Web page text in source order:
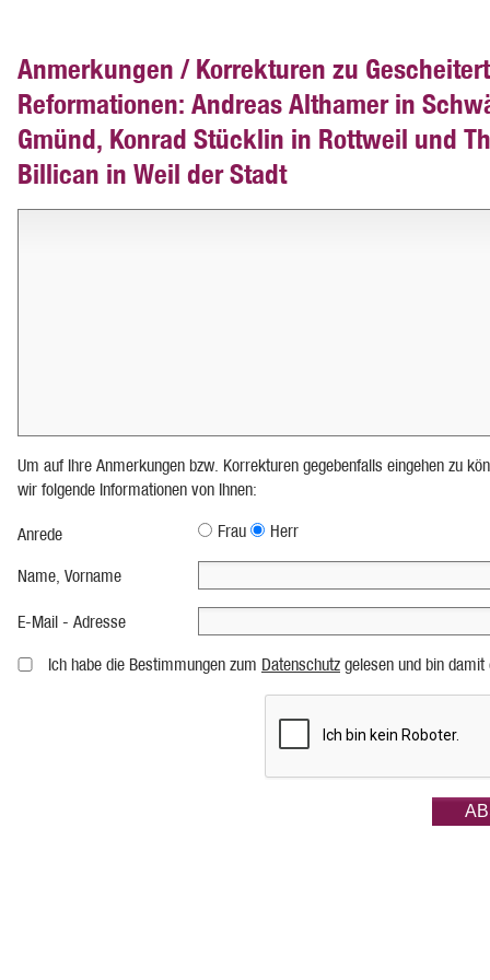
Anmerkungen / Korrekturen zu
Reformationen: Andreas Althamer in
Gmünd, Konrad Stücklin in Rottweil und
Billican in Weil der Stadt
Um auf Ihre Anmerkungen bzw. Korrekturen gegebenfalls eingehen zu
wir folgende Informationen von Ihnen:
Anrede Frau Herr
Name, Vorname
E-Mail - Adresse
Ich habe die Bestimmungen zum Datenschutz gelesen und bin